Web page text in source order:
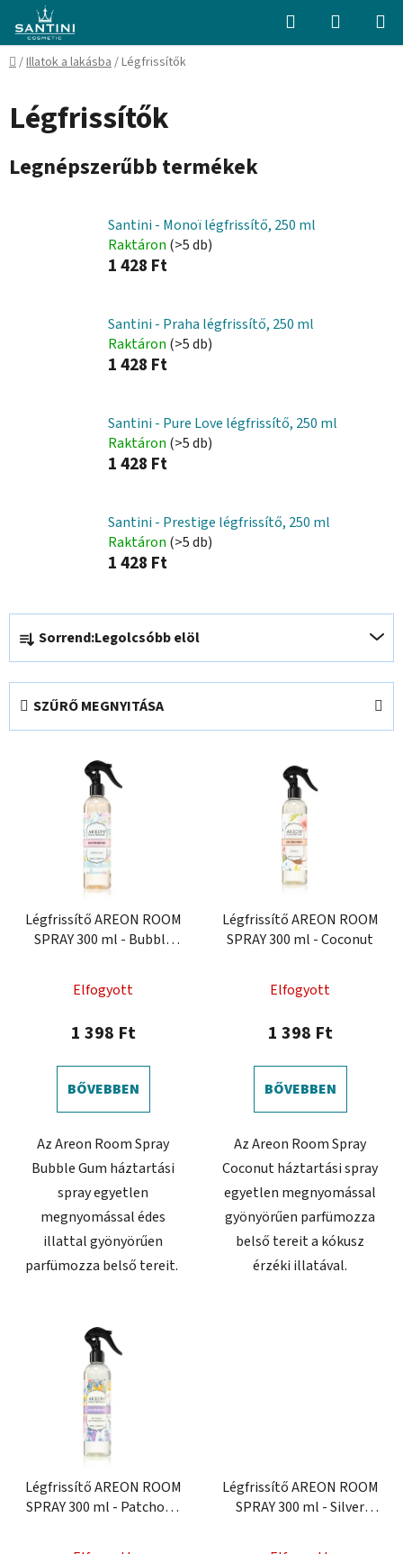
fő
tartalomhoz
Keresés KOSÁR
Kezdőlap
/Illatok a lakásba/Légfrissítők
Légfrissítők
Legnépszerűbb termékek
Santini - Monoï légfrissítő, 250 ml
Raktáron (>5 db)
1 428 Ft
Santini - Praha légfrissítő, 250 ml
Raktáron (>5 db)
1 428 Ft
Santini - Pure Love légfrissítő, 250 ml
Raktáron (>5 db)
1 428 Ft
Santini - Prestige légfrissítő, 250 ml
Raktáron (>5 db)
1 428 Ft
T
r
m
k
Sorrend:Legolcsóbb elöl
SZŰRŐ MEGNYITÁSA
Légfrissítő AREON ROOM
SPRAY 300 ml - Bubble
Elfogyott
1 398 Ft
BŐVEBBEN
Az Areon Room Spray
Bubble Gum háztartási
spray egyetlen
megnyomással édes
illattal gyönyörűen
parfümozza belső tereit.
Légfrissítő AREON ROOM
SPRAY 300 ml - Coconut
Elfogyott
1 398 Ft
BŐVEBBEN
Az Areon Room Spray
Coconut háztartási spray
egyetlen megnyomással
gyönyörűen parfümozza
belső tereit a kókusz
érzéki illatával.
Légfrissítő AREON ROOM
SPRAY 300 ml - Patchouli
Légfrissítő AREON ROOM
SPRAY 300 ml - Silver